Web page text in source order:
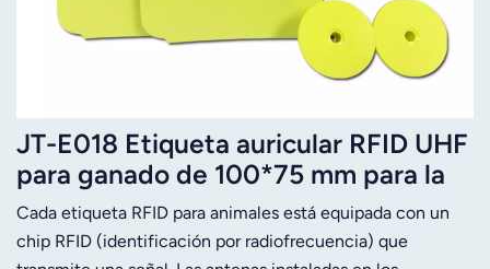
JT-E018 Etiqueta auricular RFID UHF
para ganado de 100*75 mm para la
gestión ganadera
Cada etiqueta RFID para animales está equipada con un
chip RFID (identificación por radiofrecuencia) que